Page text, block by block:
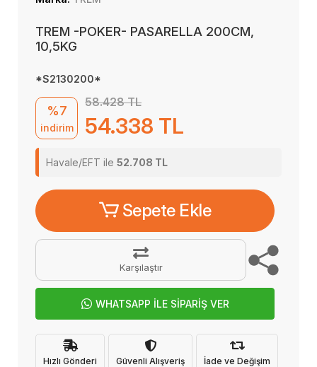
TREM -POKER- PASARELLA 200CM,
10,5KG
*S2130200*
%7
indirim
58.428 TL
54.338 TL
Havale/EFT ile 52.708 TL
Sepete Ekle
Karşılaştır
WHATSAPP İLE SİPARİŞ VER
Hızlı Gönderi Güvenli Alışveriş İade ve Değişim